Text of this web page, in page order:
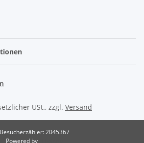
USt., zzgl. Versand
Besucherzähler: 2045367
Powered by